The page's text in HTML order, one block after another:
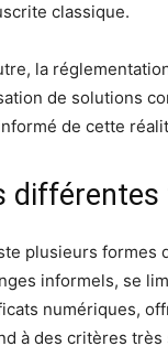
classique.
la
de solutions
de cette
plusieurs formes
informels, se
numériques,
à des critères